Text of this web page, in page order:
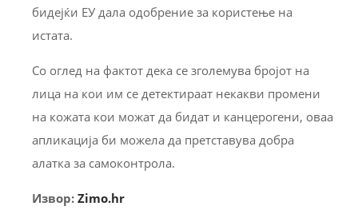
бидејќи ЕУ дала одобрение за користење на
истата.
Со оглед на фактот дека се зголемува бројот на
лица на кои им се детектираат некакви промени
на кожата кои можат да бидат и канцерогени, оваа
апликација би можела да претставува добра
алатка за самоконтрола.
Извор: Zimo.hr